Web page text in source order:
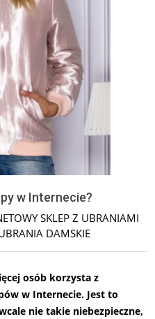
w Internecie?
SKLEP Z UBRANIAMI
DAMSKIE
osób korzysta z
w Internecie. Jest to
nie takie niebezpieczne,